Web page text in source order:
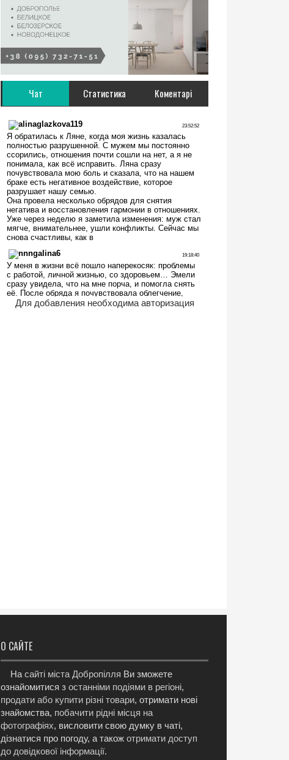
Чат Статистика Коментарі
Для добавления необходима авторизация
О САЙТЕ
На сайті міста Добропілля Ви зможете
ознайомитися з останніми подіями в регіоні,
продати або купити різні товари, отримати нові
знайомства, побачити рідні місця на
фотографіях, висловити свою думку в чаті,
дізнатися про погоду, а також отримати доступ
до довідкової інформації.